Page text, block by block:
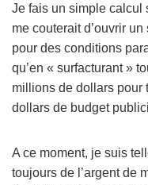
Je fais un simple calcul
me couterait d’ouvrir
pour des conditions
qu’en « surfacturant »
millions de dollars pour
dollars de budget
A ce moment, je suis
toujours de l’argent de